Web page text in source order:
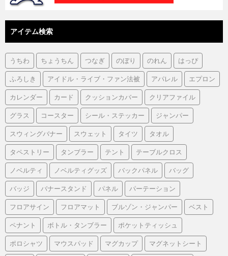
アイテム検索
うちわ ちょうちん つなぎ のぼり のれん はっぴ
ふろしき アイドル・ライブ・ファン法被 アパレル エプロン
カレンダー カード クッションカバー クリアファイル
グラス コースター シール・ステッカー ジャンパー
スウィングバナー スウェット タイツ タオル
タペストリー タンブラー テント テーブルクロス
ノベルティ ノベルティグッズ バックパネル バッグ
バッジ バナースタンド パネル パーテーション
フロアサイン フロアマット ブルゾン・ジャンパー ベスト
ペナント ボトル・タンブラー ポケットティッシュ
ポロシャツ マウスパッド マグカップ マグネットシート